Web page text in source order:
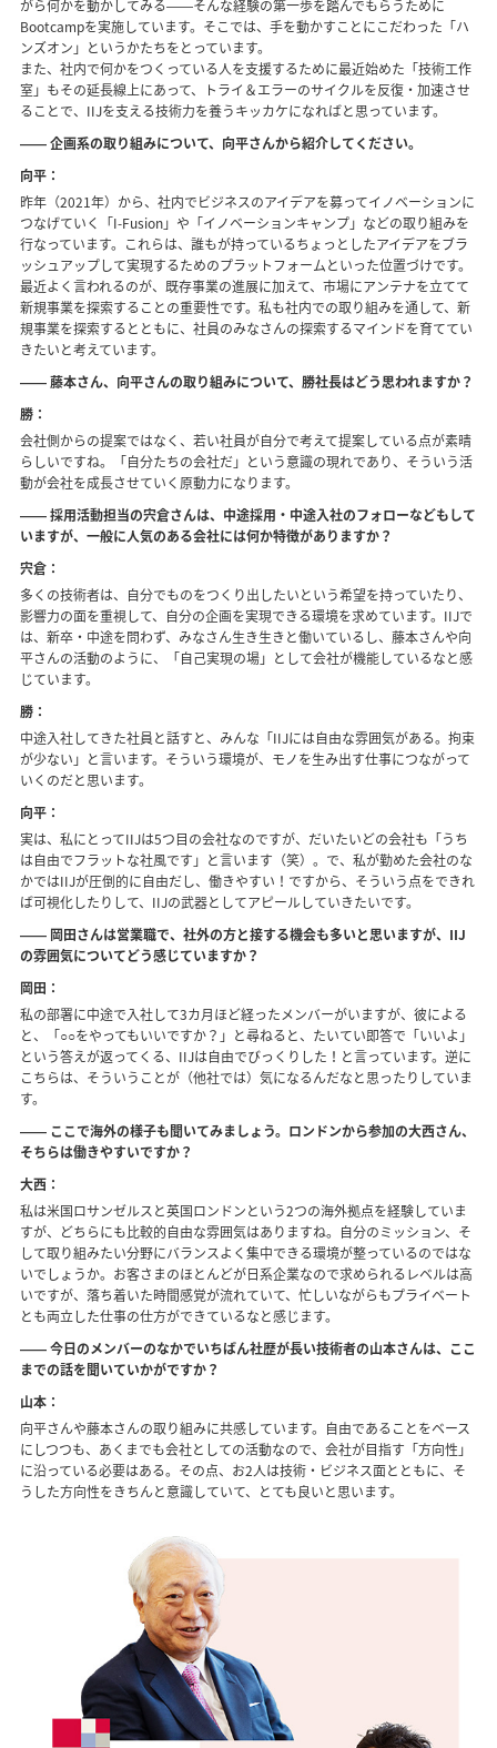
がら何かを動かしてみる――そんな経験の第一歩を踏んでもらうために
Bootcampを実施しています。そこでは、手を動かすことにこだわった「ハ
ンズオン」というかたちをとっています。
また、社内で何かをつくっている人を支援するために最近始めた「技術工作
室」もその延長線上にあって、トライ＆エラーのサイクルを反復・加速させ
ることで、IIJを支える技術力を養うキッカケになればと思っています。
―― 企画系の取り組みについて、向平さんから紹介してください。
向平：
昨年（2021年）から、社内でビジネスのアイデアを募ってイノベーションに
つなげていく「I-Fusion」や「イノベーションキャンプ」などの取り組みを
行なっています。これらは、誰もが持っているちょっとしたアイデアをブラ
ッシュアップして実現するためのプラットフォームといった位置づけです。
最近よく言われるのが、既存事業の進展に加えて、市場にアンテナを立てて
新規事業を探索することの重要性です。私も社内での取り組みを通して、新
規事業を探索するとともに、社員のみなさんの探索するマインドを育ててい
きたいと考えています。
―― 藤本さん、向平さんの取り組みについて、勝社長はどう思われますか？
勝：
会社側からの提案ではなく、若い社員が自分で考えて提案している点が素晴
らしいですね。「自分たちの会社だ」という意識の現れであり、そういう活
動が会社を成長させていく原動力になります。
―― 採用活動担当の宍倉さんは、中途採用・中途入社のフォローなどもして
いますが、一般に人気のある会社には何か特徴がありますか？
宍倉：
多くの技術者は、自分でものをつくり出したいという希望を持っていたり、
影響力の面を重視して、自分の企画を実現できる環境を求めています。IIJで
は、新卒・中途を問わず、みなさん生き生きと働いているし、藤本さんや向
平さんの活動のように、「自己実現の場」として会社が機能しているなと感
じています。
勝：
中途入社してきた社員と話すと、みんな「IIJには自由な雰囲気がある。拘束
が少ない」と言います。そういう環境が、モノを生み出す仕事につながって
いくのだと思います。
向平：
実は、私にとってIIJは5つ目の会社なのですが、だいたいどの会社も「うち
は自由でフラットな社風です」と言います（笑）。で、私が勤めた会社のな
かではIIJが圧倒的に自由だし、働きやすい！ですから、そういう点をできれ
ば可視化したりして、IIJの武器としてアピールしていきたいです。
―― 岡田さんは営業職で、社外の方と接する機会も多いと思いますが、IIJ
の雰囲気についてどう感じていますか？
岡田：
私の部署に中途で入社して3カ月ほど経ったメンバーがいますが、彼による
と、「○○をやってもいいですか？」と尋ねると、たいてい即答で「いいよ」
という答えが返ってくる、IIJは自由でびっくりした！と言っています。逆に
こちらは、そういうことが（他社では）気になるんだなと思ったりしていま
す。
―― ここで海外の様子も聞いてみましょう。ロンドンから参加の大西さん、
そちらは働きやすいですか？
大西：
私は米国ロサンゼルスと英国ロンドンという2つの海外拠点を経験していま
すが、どちらにも比較的自由な雰囲気はありますね。自分のミッション、そ
して取り組みたい分野にバランスよく集中できる環境が整っているのではな
いでしょうか。お客さまのほとんどが日系企業なので求められるレベルは高
いですが、落ち着いた時間感覚が流れていて、忙しいながらもプライベート
とも両立した仕事の仕方ができているなと感じます。
―― 今日のメンバーのなかでいちばん社歴が長い技術者の山本さんは、ここ
までの話を聞いていかがですか？
山本：
向平さんや藤本さんの取り組みに共感しています。自由であることをベース
にしつつも、あくまでも会社としての活動なので、会社が目指す「方向性」
に沿っている必要はある。その点、お2人は技術・ビジネス面とともに、そ
うした方向性をきちんと意識していて、とても良いと思います。